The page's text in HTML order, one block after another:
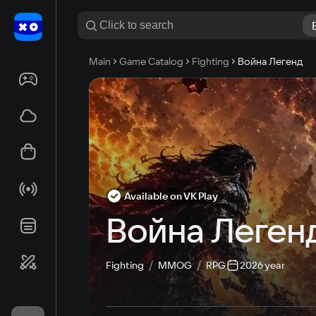
Main Game Catalog Fighting Война Легенд
Available on VK Play
Война
Fighting MMOG RPG 2026 year